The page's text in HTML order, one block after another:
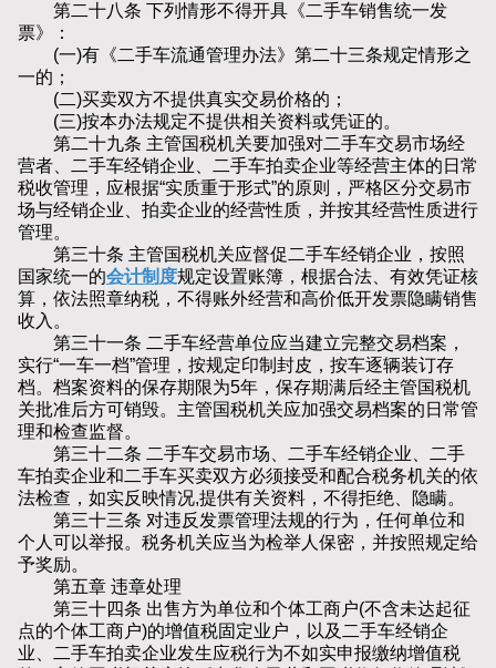
第二十八条 下列情形不得开具《二手车销售统一发
票》：
(一)有《二手车流通管理办法》第二十三条规定情形之
一的；
(二)买卖双方不提供真实交易价格的；
(三)按本办法规定不提供相关资料或凭证的。
第二十九条 主管国税机关要加强对二手车交易市场经
营者、二手车经销企业、二手车拍卖企业等经营主体的日常
税收管理，应根据“实质重于形式”的原则，严格区分交易市
场与经销企业、拍卖企业的经营性质，并按其经营性质进行
管理。
第三十条 主管国税机关应督促二手车经销企业，按照
国家统一的会计制度规定设置账簿，根据合法、有效凭证核
算，依法照章纳税，不得账外经营和高价低开发票隐瞒销售
收入。
第三十一条 二手车经营单位应当建立完整交易档案，
实行“一车一档”管理，按规定印制封皮，按车逐辆装订存
档。档案资料的保存期限为5年，保存期满后经主管国税机
关批准后方可销毁。主管国税机关应加强交易档案的日常管
理和检查监督。
第三十二条 二手车交易市场、二手车经销企业、二手
车拍卖企业和二手车买卖双方必须接受和配合税务机关的依
法检查，如实反映情况,提供有关资料，不得拒绝、隐瞒。
第三十三条 对违反发票管理法规的行为，任何单位和
个人可以举报。税务机关应当为检举人保密，并按照规定给
予奖励。
第五章 违章处理
第三十四条 出售方为单位和个体工商户(不含未达起征
点的个体工商户)的增值税固定业户，以及二手车经销企
业、二手车拍卖企业发生应税行为不如实申报缴纳增值税